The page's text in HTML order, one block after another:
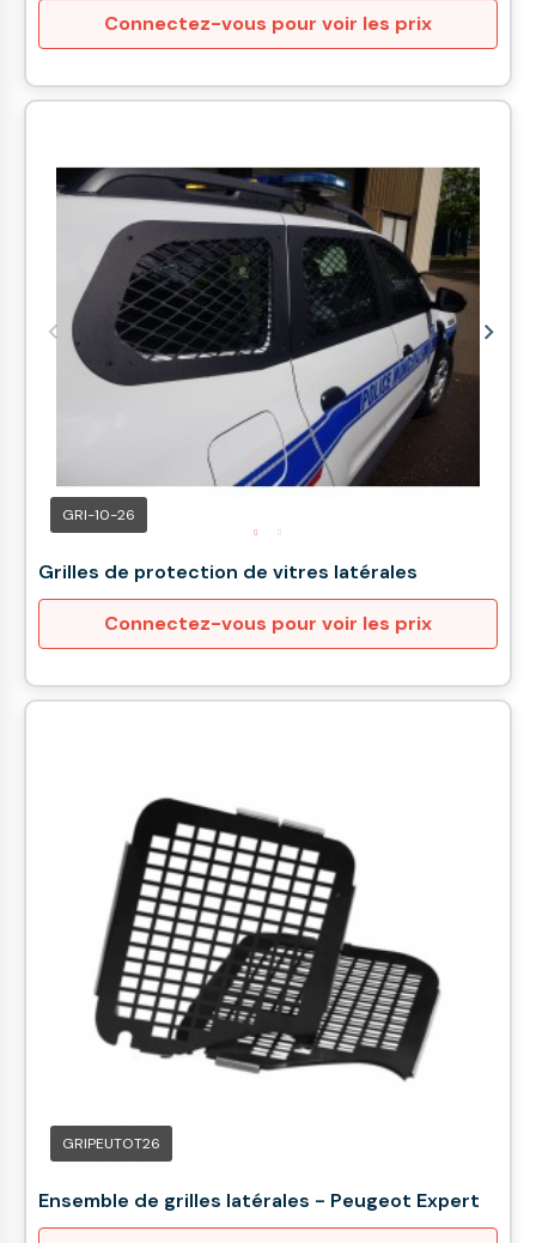
Connectez-vous pour voir les prix
GRI-10-26
Grilles de protection de vitres latérales
Connectez-vous pour voir les prix
GRIPEUTOT26
Ensemble de grilles latérales - Peugeot Expert